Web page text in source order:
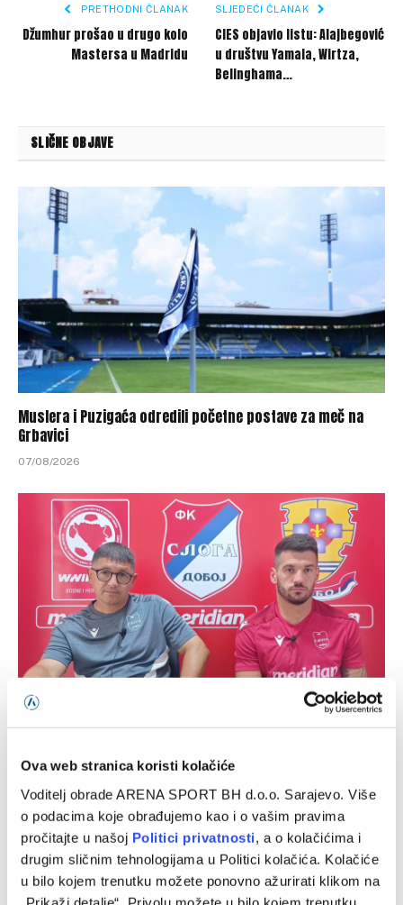
Ova web stranica koristi kolačiće
Voditelj obrade ARENA SPORT BH d.o.o. Sarajevo. Više
o podacima koje obrađujemo kao i o vašim pravima
pročitajte u našoj Politici privatnosti, a o kolačićima i
drugim sličnim tehnologijama u Politici kolačića. Kolačiće
u bilo kojem trenutku možete ponovno ažurirati klikom na
PRETHODNI ČLANAK
Džumhur prošao u drugo kolo
Mastersa u Madridu
SLJEDEĆI ČLANAK
CIES objavio listu: Alajbegović
u društvu Yamala, Wirtza,
Belinghama…
SLIČNE OBJAVE
Muslera i Puzigaća odredili početne postave za meč na
Grbavici
07/08/2026
Ognjenović: Široki Brijeg je protivnik za respekt, nemamo
07/08/2026